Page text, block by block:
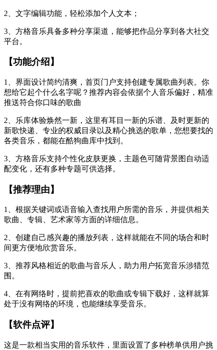
2、文字编辑功能，轻松添加个人文本；
3、方格音乐具备多种分享渠道，能够把作品分享到各大社交
平台。
【功能介绍】
1、界面设计简约清爽，首页门户支持创建专属歌曲列表。你
想给它起个什么名字呢？推荐内容会依据个人音乐偏好，精准
推送符合你口味的歌曲
2、乐库体验焕然一新，这里有耳目一新的乐谱、及时更新的
新歌快递、专业的权威目录以及精心挑选的歌单，您想要找的
各类音乐，都能在酷狗曲库中找到。
3、方格音乐支持个性化皮肤更换，主题色可随背景图自动适
配变化，还有多种专题可供选择。
【推荐理由】
1、根据关键词或语音输入查找用户所需的音乐，并提供相关
歌曲、专辑、艺术家等方面的详细信息。
2、创建自己感兴趣的播放列表，这样就能在不同的场合和时
间更方便地欣赏音乐。
3、推荐风格相近的歌曲与音乐人，助力用户拓宽音乐涉猎范
围。
4、在有网络时，提前把喜欢的歌曲或专辑下载好，这样就算
处于没有网络的环境，也能继续享受音乐。
【软件点评】
这是一款相当实用的音乐软件，里面设置了多种榜单供用户挑